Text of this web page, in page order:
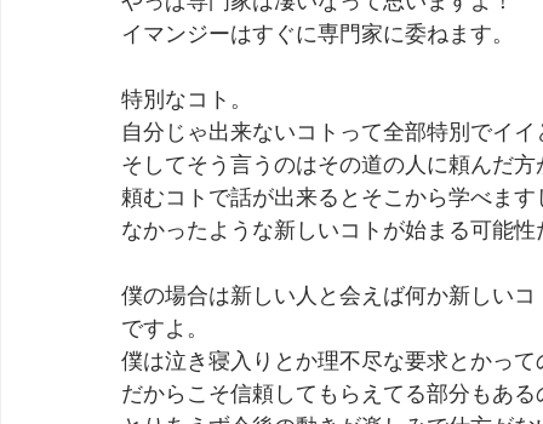
劇団 Avan 劇伴が出来るまでを追ったドキュメンタリー
イマンジーはすぐに専門家に委ねます。
特別なコト。
自分じゃ出来ないコトって全部特別でイ
そしてそう言うのはその道の人に頼んだ
頼むコトで話が出来るとそこから学べま
なかったような新しいコトが始まる可能
僕の場合は新しい人と会えば何か新しい
ですよ。
僕は泣き寝入りとか理不尽な要求とかっ
だからこそ信頼してもらえてる部分もあ